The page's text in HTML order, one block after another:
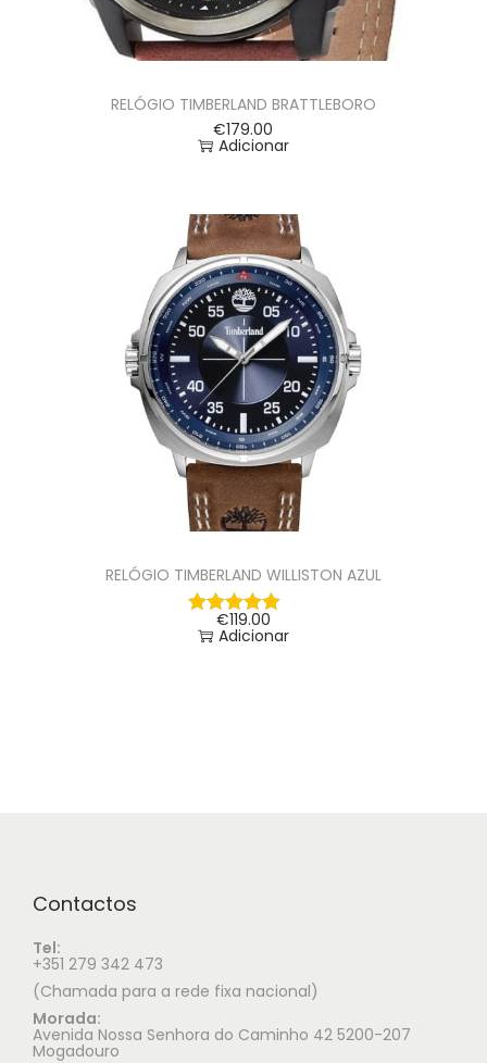
RELÓGIO TIMBERLAND BRATTLEBORO
€179.00
Adicionar
RELÓGIO TIMBERLAND WILLISTON AZUL
€119.00
Adicionar
Contactos
Tel:
+351 279 342 473
(Chamada para a rede fixa nacional)
Morada:
Avenida Nossa Senhora do Caminho 42 5200-207
Mogadouro